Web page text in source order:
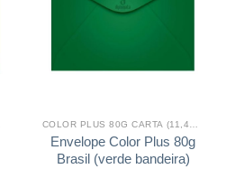
Envelope Color Plus 80g
Brasil (verde bandeira)